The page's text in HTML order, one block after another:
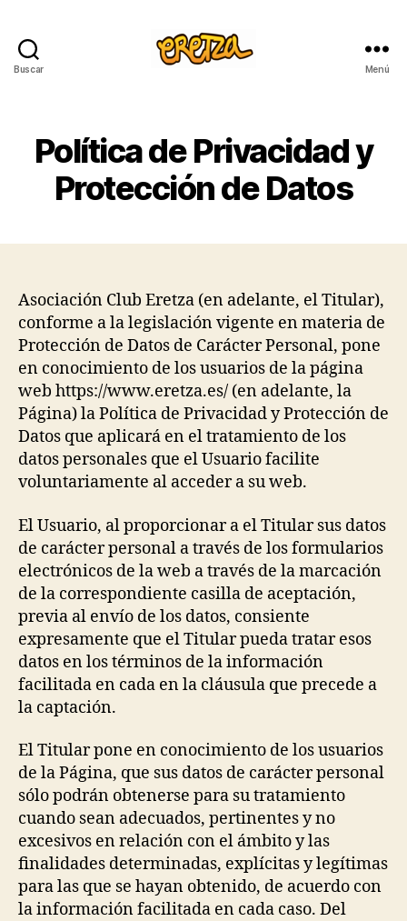
Buscar Menú
Política de Privacidad y
Protección de Datos
Asociación Club Eretza (en adelante, el Titular),
conforme a la legislación vigente en materia de
Protección de Datos de Carácter Personal, pone
en conocimiento de los usuarios de la página
web https://www.eretza.es/ (en adelante, la
Página) la Política de Privacidad y Protección de
Datos que aplicará en el tratamiento de los
datos personales que el Usuario facilite
voluntariamente al acceder a su web.
El Usuario, al proporcionar a el Titular sus datos
de carácter personal a través de los formularios
electrónicos de la web a través de la marcación
de la correspondiente casilla de aceptación,
previa al envío de los datos, consiente
expresamente que el Titular pueda tratar esos
datos en los términos de la información
facilitada en cada en la cláusula que precede a
la captación.
El Titular pone en conocimiento de los usuarios
de la Página, que sus datos de carácter personal
sólo podrán obtenerse para su tratamiento
cuando sean adecuados, pertinentes y no
excesivos en relación con el ámbito y las
finalidades determinadas, explícitas y legítimas
para las que se hayan obtenido, de acuerdo con
la información facilitada en cada caso. Del